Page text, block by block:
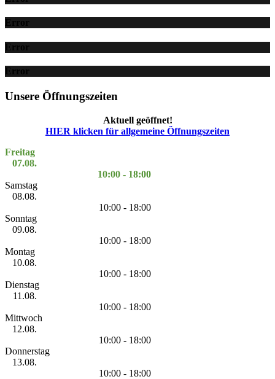
Error
Error
Error
Unsere Öffnungszeiten
Aktuell geöffnet!
HIER klicken für allgemeine Öffnungszeiten
Freitag
07.08.
10:00 - 18:00
Samstag
08.08.
10:00 - 18:00
Sonntag
09.08.
10:00 - 18:00
Montag
10.08.
10:00 - 18:00
Dienstag
11.08.
10:00 - 18:00
Mittwoch
12.08.
10:00 - 18:00
Donnerstag
13.08.
10:00 - 18:00